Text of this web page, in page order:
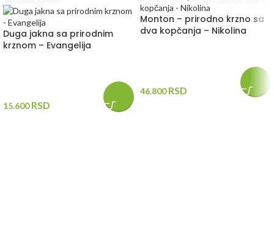
Duga jakna sa prirodnim
krznom – Evangelija
15.600RSD
Monton – prirodno krzno sa
dva kopčanja – Nikolina
46.800RSD